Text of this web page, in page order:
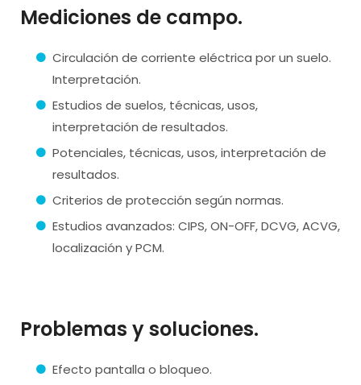
Mediciones de campo.
Circulación de corriente eléctrica por un suelo.
Interpretación.
Estudios de suelos, técnicas, usos,
interpretación de resultados.
Potenciales, técnicas, usos, interpretación de
resultados.
Criterios de protección según normas.
Estudios avanzados: CIPS, ON-OFF, DCVG, ACVG,
localización y PCM.
Problemas y soluciones.
Efecto pantalla o bloqueo.